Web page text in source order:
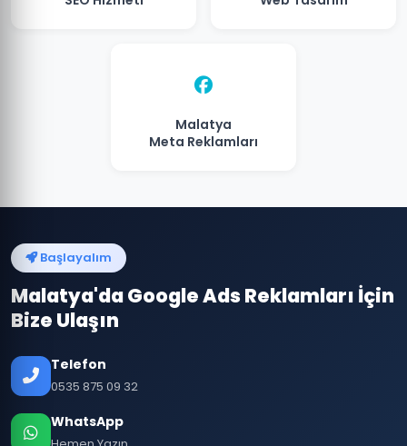
Malatya
Meta Reklamları
Başlayalım
Malatya'da Google Ads Reklamları İçin
Bize Ulaşın
Telefon
0535 875 09 32
WhatsApp